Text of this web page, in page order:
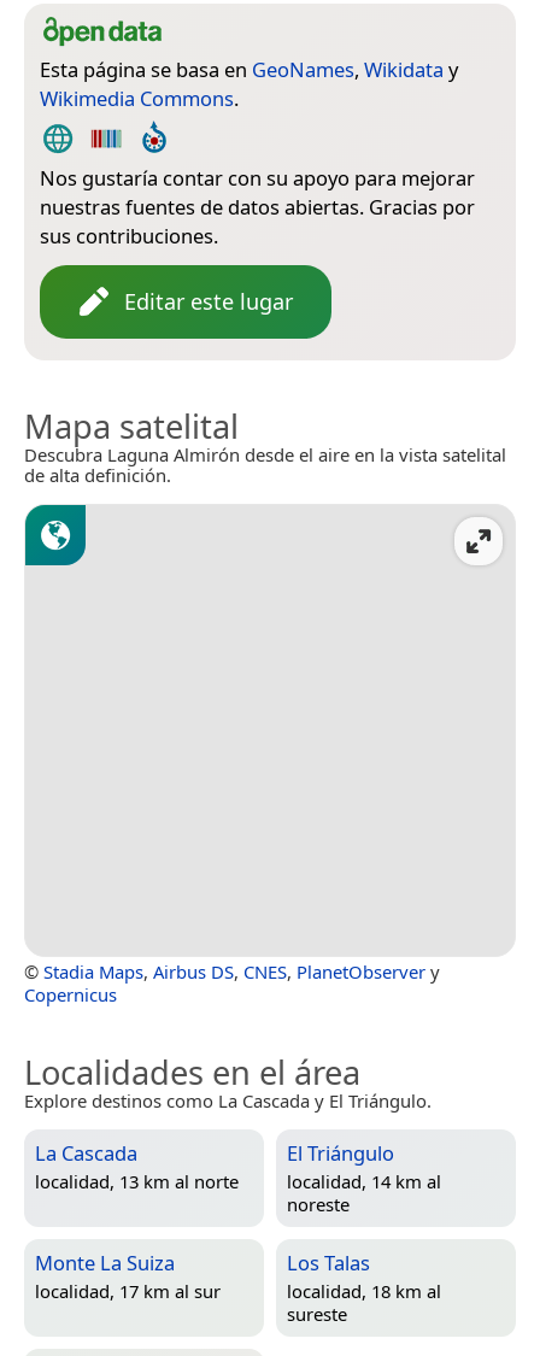
Esta página se basa en GeoNames, Wikidata y
Wikimedia Commons.
Nos gustaría contar con su apoyo para mejorar
nuestras fuentes de datos abiertas. Gracias por
sus contribuciones.
Editar este lugar
Mapa satelital
Descubra Laguna Almirón desde el aire en la vista satelital
de alta definición.
© Stadia Maps, Airbus DS, CNES, PlanetObserver y
Copernicus
Localidades en el área
Explore destinos como La Cascada y El Triángulo.
La Cascada
localidad, 13 km al norte
El Triángulo
localidad, 14 km al
noreste
Monte La Suiza
localidad, 17 km al sur
Los Talas
localidad, 18 km al
sureste